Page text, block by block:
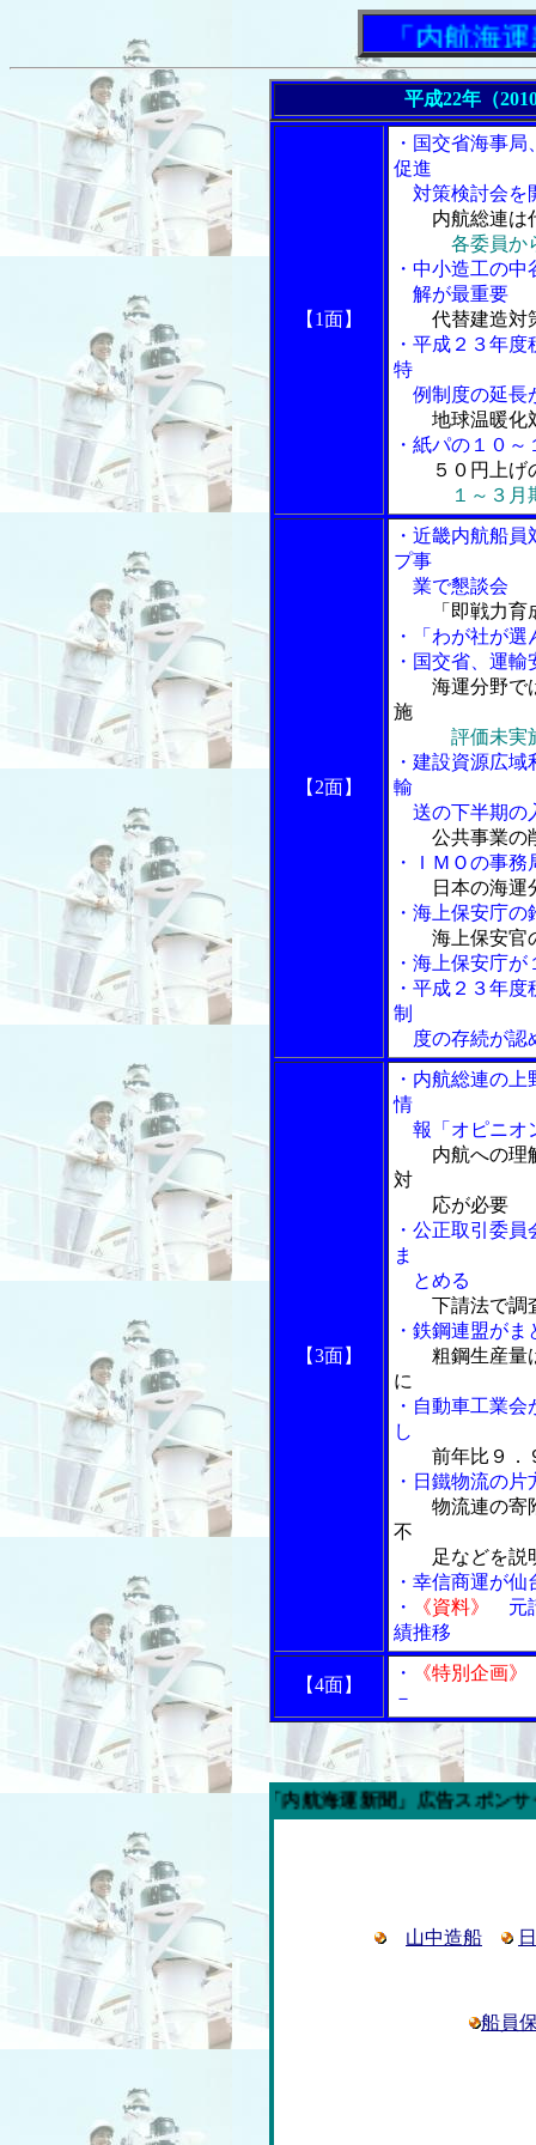
「内航海運新
平成22年（
【1面】
・国交省海事
促進
対策検討会を
内航総連は
各委員か
・中小造工の
解が最重要
代替建造対
・平成２３年
特
例制度の延長
地球温暖化
・紙パの１０
５０円上げ
１～３
【2面】
・近畿内航船
プ事
業で懇談会
「即戦力
・「わが社が
・国交省、運
海運分野で
施
評価未実
・建設資源広
輸
送の下半期の
公共事業の
・ＩＭＯの事
日本の海運
・海上保安庁
海上保安官
・海上保安庁
・平成２３年
制
度の存続が認
【3面】
・内航総連の
情
報「オピニオ
内航への理
対
応が必要
・公正取引委
ま
とめる
下請法で調
・鉄鋼連盟が
粗鋼生産量
に
・自動車工業
し
前年比９．
・日鐵物流の
物流連の寄
不
足などを説
・幸信商運が
・
《資料》
元
績推移
【4面】
・ 《特別企画》
－
今週の「内航海運新聞」広告スポンサー企業
山中造船
船員